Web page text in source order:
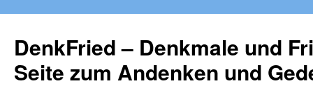
springen
DenkFried – Denkmale und
Seite zum Andenken und